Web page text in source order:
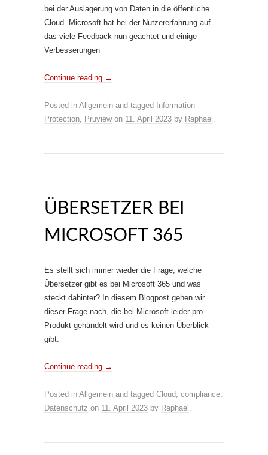
bei der Auslagerung von Daten in die öffentliche
Cloud. Microsoft hat bei der Nutzererfahrung auf
das viele Feedback nun geachtet und einige
Verbesserungen
Continue reading →
Posted in Allgemein and tagged
Information
Protection, Pruviewon 11. April 2023 by Raphael .
ÜBERSETZER BEI
MICROSOFT 365
Es stellt sich immer wieder die Frage, welche
Übersetzer gibt es bei Microsoft 365 und was
steckt dahinter? In diesem Blogpost gehen wir
dieser Frage nach, die bei Microsoft leider pro
Produkt gehändelt wird und es keinen Überblick
gibt.
Continue reading →
Posted in Allgemein and tagged Cloud, compliance,
Datenschutz on 11. April 2023 by Raphael .